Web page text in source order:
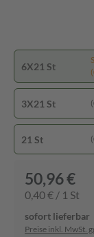
6X21 St
3X21 St
21 St
50,96 €
0,40 € / 1 St
sofort lieferbar
Preise inkl. MwSt.